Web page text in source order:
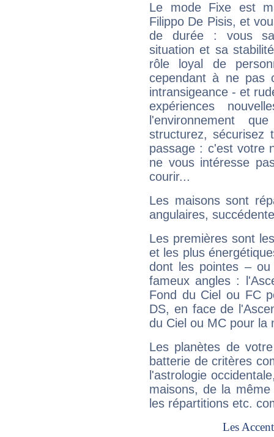
Le mode Fixe est
Filippo De Pisis, et
de durée : vous
situation et sa
rôle loyal de
cependant à ne pas
intransigeance - et
expériences
l'environnement
structurez, sécurisez
passage : c'est votre
ne vous intéresse
courir...
Les maisons sont
angulaires,
Les premières sont
et les plus
dont les pointes –
fameux angles :
Fond du Ciel ou FC
DS, en face de
du Ciel ou MC pour la
Les planètes de
batterie de critères
l'astrologie
maisons, de la
les répartitions etc.